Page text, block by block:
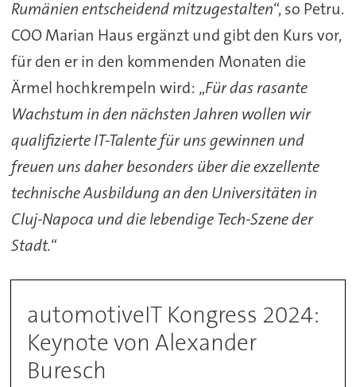
Rumänien entscheidend mitzugestalten“, so Petru.
COO Marian Haus ergänzt und gibt den Kurs vor,
für den er in den kommenden Monaten die
Ärmel hochkrempeln wird: „Für das rasante
Wachstum in den nächsten Jahren wollen wir
qualifizierte IT-Talente für uns gewinnen und
freuen uns daher besonders über die exzellente
technische Ausbildung an den Universitäten in
Cluj-Napoca und die lebendige Tech-Szene der
Stadt.“
automotiveIT Kongress 2024:
Keynote von Alexander
Buresch